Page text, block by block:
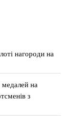
нагороди на
на
з